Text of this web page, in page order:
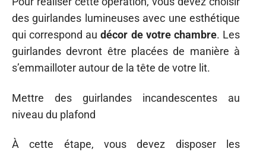
des guirlandes lumineuses avec une esthétique
qui correspond audécor de votre chambre. Les
guirlandes devront être placées de manière à
s’emmailloter autour de la tête de votre lit.
Mettre des guirlandes incandescentes au
niveau du plafond
À cette étape, vous devez disposer les